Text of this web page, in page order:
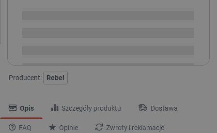
Producent: Rebel
Opis Szczegóły produktu Dostawa
FAQ Opinie Zwroty i reklamacje